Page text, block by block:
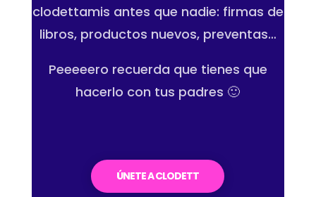
clodettamis antes que nadie: firmas de
libros, productos nuevos, preventas…
Peeeeero recuerda que tienes que
hacerlo con tus padres 🙂
ÚNETE A CLODETT